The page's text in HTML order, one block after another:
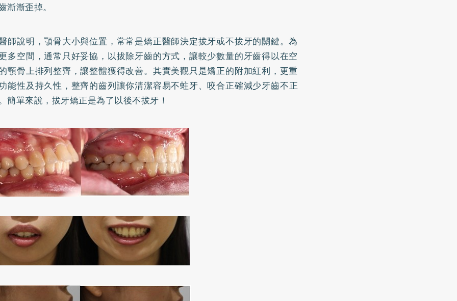
漸漸歪掉。
師說明，顎骨大小與位置，常常是矯正醫師決定拔牙或不拔牙的關鍵。為
多空間，通常只好妥協，以拔除牙齒的方式，讓較少數量的牙齒得以在空
顎骨上排列整齊，讓整體獲得改善。其實美觀只是矯正的附加紅利，更重
能性及持久性，整齊的齒列讓你清潔容易不蛀牙、咬合正確減少牙齒不正
簡單來說，拔牙矯正是為了以後不拔牙！